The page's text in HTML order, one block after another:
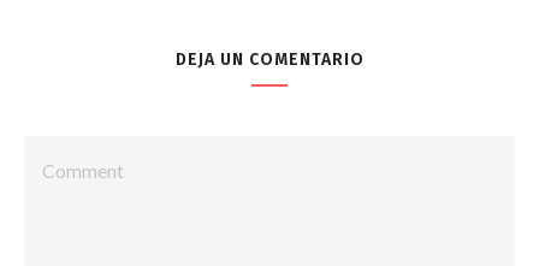
DEJA UN COMENTARIO